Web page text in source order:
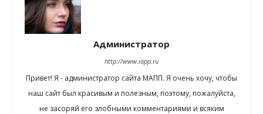
Администратор
http://www.iapp.ru
Привет! Я - администратор сайта МАПП. Я очень хочу, чтобы
наш сайт был красивым и полезным, поэтому, пожалуйста,
не засоряй его злобными комментариями и всяким